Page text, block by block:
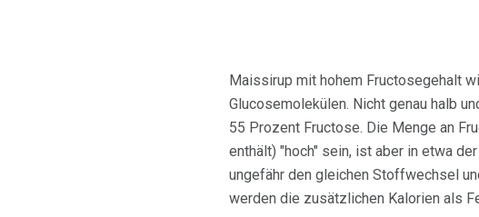
Maissirup mit hohem Fructosegehalt
Glucosemolekülen. Nicht genau halb
55 Prozent Fructose. Die Menge an
enthält) "hoch" sein, ist aber in etwa
ungefähr den gleichen Stoffwechsel
werden die zusätzlichen Kalorien als